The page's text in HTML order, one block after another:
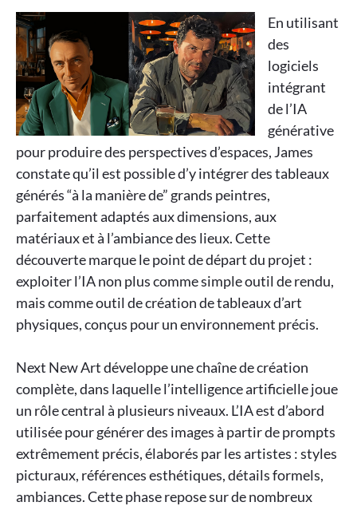
En utilisant
des
logiciels
intégrant
de l’IA
générative
pour produire des perspectives d’espaces, James
constate qu’il est possible d’y intégrer des tableaux
générés “à la manière de” grands peintres,
parfaitement adaptés aux dimensions, aux
matériaux et à l’ambiance des lieux. Cette
découverte marque le point de départ du projet :
exploiter l’IA non plus comme simple outil de rendu,
mais comme outil de création de tableaux d’art
physiques, conçus pour un environnement précis.
Next New Art développe une chaîne de création
complète, dans laquelle l’intelligence artificielle joue
un rôle central à plusieurs niveaux. L’IA est d’abord
utilisée pour générer des images à partir de prompts
extrêmement précis, élaborés par les artistes : styles
picturaux, références esthétiques, détails formels,
ambiances. Cette phase repose sur de nombreux